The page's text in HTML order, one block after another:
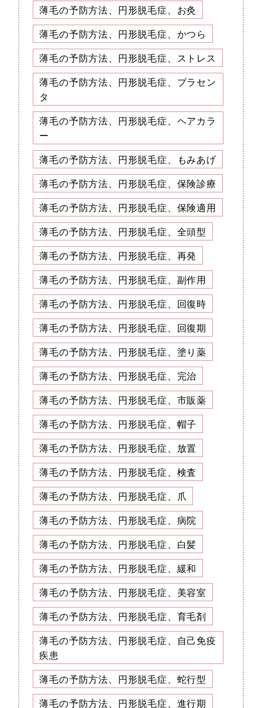
薄毛の予防方法、円形脱毛症、お灸
薄毛の予防方法、円形脱毛症、かつら
薄毛の予防方法、円形脱毛症、ストレス
薄毛の予防方法、円形脱毛症、プラセン
タ
薄毛の予防方法、円形脱毛症、ヘアカラ
ー
薄毛の予防方法、円形脱毛症、もみあげ
薄毛の予防方法、円形脱毛症、保険診療
薄毛の予防方法、円形脱毛症、保険適用
薄毛の予防方法、円形脱毛症、全頭型
薄毛の予防方法、円形脱毛症、再発
薄毛の予防方法、円形脱毛症、副作用
薄毛の予防方法、円形脱毛症、回復時
薄毛の予防方法、円形脱毛症、回復期
薄毛の予防方法、円形脱毛症、塗り薬
薄毛の予防方法、円形脱毛症、完治
薄毛の予防方法、円形脱毛症、市販薬
薄毛の予防方法、円形脱毛症、帽子
薄毛の予防方法、円形脱毛症、放置
薄毛の予防方法、円形脱毛症、検査
薄毛の予防方法、円形脱毛症、爪
薄毛の予防方法、円形脱毛症、病院
薄毛の予防方法、円形脱毛症、白髪
薄毛の予防方法、円形脱毛症、緩和
薄毛の予防方法、円形脱毛症、美容室
薄毛の予防方法、円形脱毛症、育毛剤
薄毛の予防方法、円形脱毛症、自己免疫
疾患
薄毛の予防方法、円形脱毛症、蛇行型
薄毛の予防方法、円形脱毛症、進行期